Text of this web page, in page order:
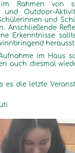
Rahmen von
und Outdoor-
und
Anschließende
Erkenntnisse
im Haus
auch diesmal
es die letzte